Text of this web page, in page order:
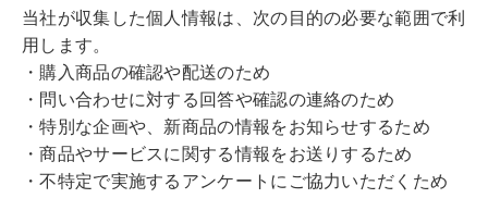
当社が収集した個人情報は、次の目的の必要な範囲で利
用します。
・購入商品の確認や配送のため
・問い合わせに対する回答や確認の連絡のため
・特別な企画や、新商品の情報をお知らせするため
・商品やサービスに関する情報をお送りするため
・不特定で実施するアンケートにご協力いただくため